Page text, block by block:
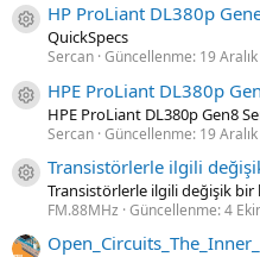
Kaynak ikon/amblem
HP ProLiant DL380p
QuickSpecs
Sercan Güncellenme: 19
Kaynak ikon/amblem
HPE ProLiant DL380p
HPE ProLiant DL380p Gen8
Sercan Güncellenme: 19
Kaynak ikon/amblem
Transistörlerle ilgili
Transistörlerle ilgili değişik bir
FM.88MHz Güncellenme:4